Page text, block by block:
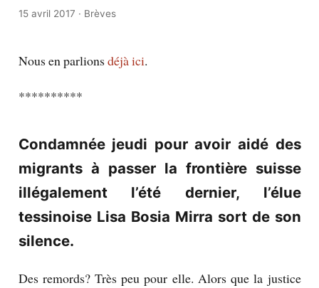
15 avril 2017 · Brèves
Nous en parlions déjà ici.
**********
Condamnée jeudi pour avoir aidé des
migrants à passer la frontière suisse
illégalement l’été dernier, l’élue
tessinoise Lisa Bosia Mirra sort de son
silence.
Des remords? Très peu pour elle. Alors que la justice